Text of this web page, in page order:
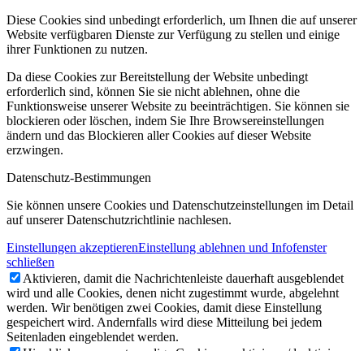
Diese Cookies sind unbedingt erforderlich, um Ihnen die auf unserer
Website verfügbaren Dienste zur Verfügung zu stellen und einige
ihrer Funktionen zu nutzen.
Da diese Cookies zur Bereitstellung der Website unbedingt
erforderlich sind, können Sie sie nicht ablehnen, ohne die
Funktionsweise unserer Website zu beeinträchtigen. Sie können sie
blockieren oder löschen, indem Sie Ihre Browsereinstellungen
ändern und das Blockieren aller Cookies auf dieser Website
erzwingen.
Datenschutz-Bestimmungen
Sie können unsere Cookies und Datenschutzeinstellungen im Detail
auf unserer Datenschutzrichtlinie nachlesen.
Einstellungen akzeptierenEinstellung ablehnen und Infofenster
schließen
Aktivieren, damit die Nachrichtenleiste dauerhaft ausgeblendet
wird und alle Cookies, denen nicht zugestimmt wurde, abgelehnt
werden. Wir benötigen zwei Cookies, damit diese Einstellung
gespeichert wird. Andernfalls wird diese Mitteilung bei jedem
Seitenladen eingeblendet werden.